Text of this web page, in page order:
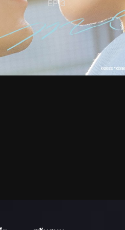
EP3